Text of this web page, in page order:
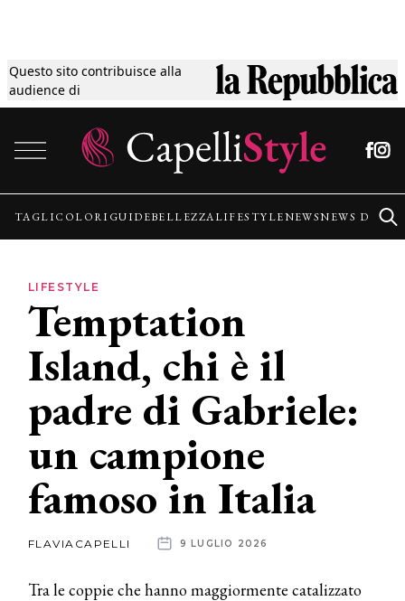
Questo sito contribuisce alla
audience di
Tagli
Colori
Guide
Lifestyle
News
News
dalle
aziende
TAGLICOLORI GUIDEBELLEZZALIFESTYLENEWSNEWS
LIFESTYLE
Temptation
Island, chi è il
padre di Gabriele:
un campione
famoso in Italia
FLAVIACAPELLI 9 LUGLIO 2026
Tra le coppie che hanno maggiormente catalizzato